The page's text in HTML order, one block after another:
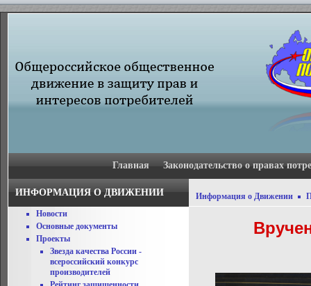
Главная Законодательство о правах
ИНФОРМАЦИЯ О ДВИЖЕНИИ
Новости
Основные документы
Проекты
Звезда качества России -
всероссийский конкурс
производителей
Информация о Движении